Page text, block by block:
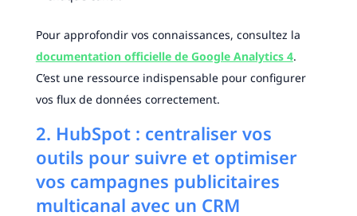
Pour approfondir vos connaissances, consultez la
documentation officielle de Google Analytics 4.
C’est une ressource indispensable pour configurer
vos flux de données correctement.
2. HubSpot : centraliser vos
outils pour suivre et optimiser
vos campagnes publicitaires
multicanal avec un CRM